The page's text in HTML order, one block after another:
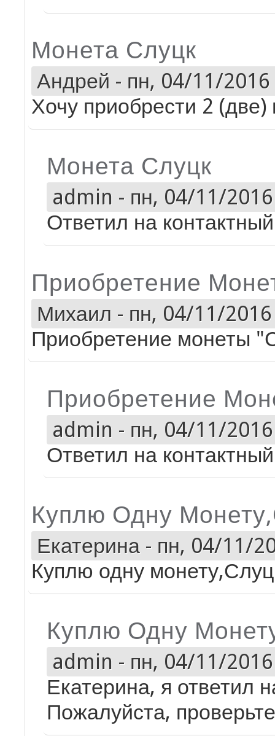
Монета Слуцк
Андрей - пн, 04/11/2016
Хочу приобрести 2
Монета Слуцк
admin - пн, 04/11/
Ответил на
Приобретение
Михаил - пн, 04/11/
Приобретение монеты
Приобретение
admin - пн, 04/11/
Ответил на
Куплю Одну
Екатерина - пн, 04/11/
Куплю одну
Куплю Одну
admin - пн, 04/11/
Екатерина, я ответил
Пожалуйста,